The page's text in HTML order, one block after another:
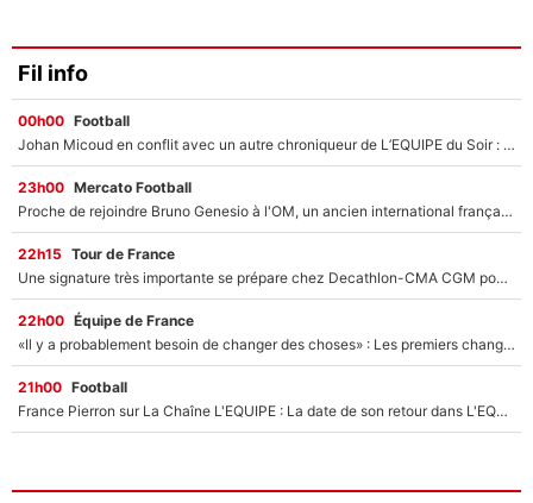
Fil info
00h00 Football
Johan Micoud en conflit avec un autre chroniqueur de L’EQUIPE du Soir : «Pendant un moment, je ne les ai pas remis ensemble dans l'émission»
23h00 Mercato Football
Proche de rejoindre Bruno Genesio à l'OM, un ancien international français va finalement débarquer... sur RMC !
22h15 Tour de France
Une signature très importante se prépare chez Decathlon-CMA CGM pour aider Paul Seixas à gagner le Tour de France 2027
22h00 Équipe de France
«Il y a probablement besoin de changer des choses» : Les premiers changements de Zinedine Zidane en équipe de France sont révélés ?
21h00 Football
France Pierron sur La Chaîne L'EQUIPE : La date de son retour dans L'EQUIPE de Choc est connue... et c'était très attendu